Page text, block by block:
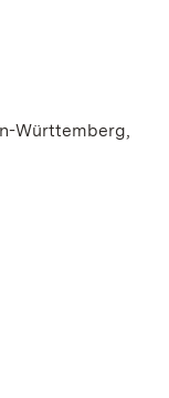
Württemberg,